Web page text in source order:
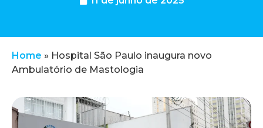
Home » Hospital São Paulo inaugura novo
Ambulatório de Mastologia